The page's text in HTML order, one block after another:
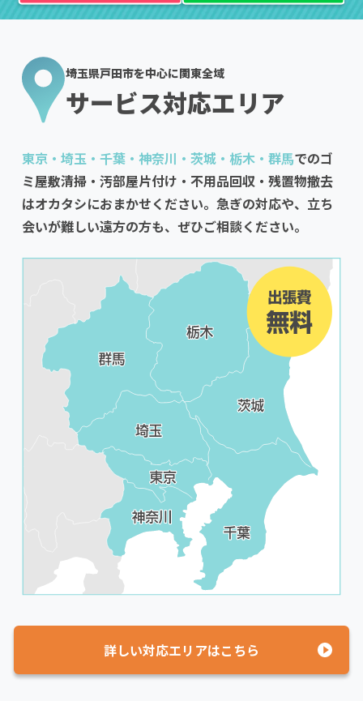
埼玉県戸田市を中心に関東全域
サービス対応エリア
東京・埼玉・千葉・神奈川・茨城・栃木・群馬でのゴ
ミ屋敷清掃・汚部屋片付け・不用品回収・残置物撤去
はオカタシにおまかせください。急ぎの対応や、立ち
会いが難しい遠方の方も、ぜひご相談ください。
詳しい対応エリアはこちら